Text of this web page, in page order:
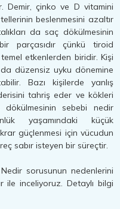
Demir, çinko ve D vitamini
beslenmesini azaltır
da saç dökülmesinin
parçasıdır çünkü tiroid
etkenlerden biridir. Kişi
düzensiz uyku dönemine
Bazı kişilerde yanlış
tahriş eder ve kökleri
sebebi nedir
yaşamındaki küçük
güçlenmesi için vücudun
sabır isteyen bir süreçtir.
sorusunun nedenlerini
ile inceliyoruz. Detaylı bilgi